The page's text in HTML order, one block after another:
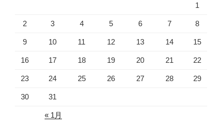
1
2 3 4 5 6 7 8
9 10 11 12 13 14 15
16 17 18 19 20 21 22
23 24 25 26 27 28 29
30 31
« 1月